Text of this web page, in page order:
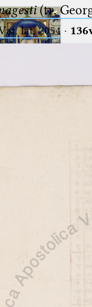
is the placeholder
is the
one or more
is the
one or more
but not for
a search ends
Project
Publications
Conference
Arabic Works
Manuscripts
(tr.
lat. 2054 ·